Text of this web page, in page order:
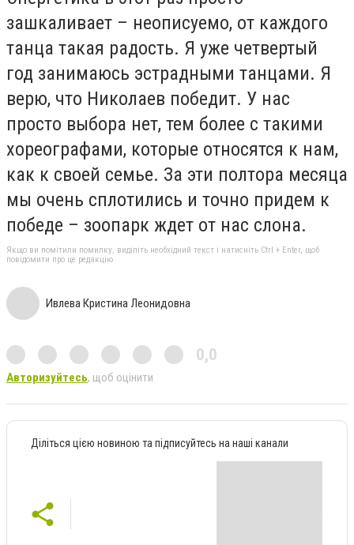
зашкаливает – неописуемо, от каждого
танца такая радость. Я уже четвертый
год занимаюсь эстрадными танцами. Я
верю, что Николаев победит. У нас
просто выбора нет, тем более с такими
хореографами, которые относятся к нам,
как к своей семье. За эти полтора месяца
мы очень сплотились и точно придем к
победе – зоопарк ждет от нас слона.
Якщо ви помітили помилку, виділіть необхідний текст і натисніть Ctrl + Enter, щоб
повідомити про це редакцію
Ивлева Кристина Леонидовна
0,0
Авторизуйтесь, щоб оцінити
Діліться цією новиною та підписуйтесь на наші канали